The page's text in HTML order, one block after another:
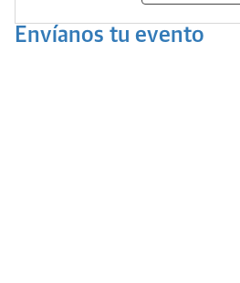
Envíanos tu evento